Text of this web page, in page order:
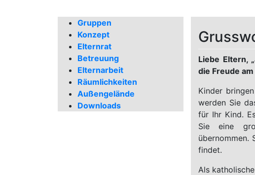
Gruppen
Konzept
Elternrat
Betreuung
Elternarbeit
Räumlichkeiten
Außengelände
Downloads
Liebe Eltern,
die Freude
Kinder
werden Sie
für Ihr Kind.
Sie eine
übernommen.
findet.
Als